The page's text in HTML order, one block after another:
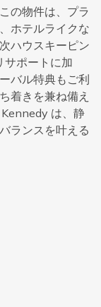
の物件は、プラ
ホテルライクな
ハウスキーピン
サポートに加
バル特典もご利
着きを兼ね備え
は、静
ランスを叶える